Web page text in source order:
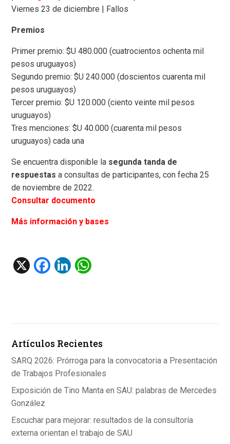
Viernes 23 de diciembre | Fallos
Premios
Primer premio: $U 480.000 (cuatrocientos ochenta mil
pesos uruguayos)
Segundo premio: $U 240.000 (doscientos cuarenta mil
pesos uruguayos)
Tercer premio: $U 120.000 (ciento veinte mil pesos
uruguayos)
Tres menciones: $U 40.000 (cuarenta mil pesos
uruguayos) cada una
Se encuentra disponible la segunda tanda de
respuestas a consultas de participantes, con fecha 25
de noviembre de 2022.
Consultar documento
Más información y bases
X
F
o
k
Li
p
p
Artículos Recientes
SARQ 2026: Prórroga para la convocatoria a Presentación
de Trabajos Profesionales
Exposición de Tino Manta en SAU: palabras de Mercedes
González
Escuchar para mejorar: resultados de la consultoría
externa orientan el trabajo de SAU